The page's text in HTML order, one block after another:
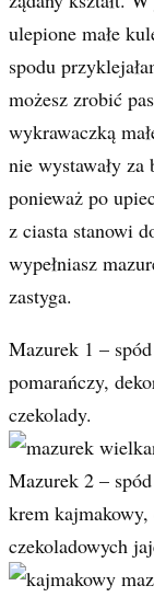
ulepione małe
spodu
możesz zrobić
wykrawaczką
nie wystawały za
ponieważ po
z ciasta stanowi
wypełniasz
zastyga.
Mazurek 1 –
pomarańczy,
czekolady.
Mazurek 2 –
krem kajmakowy,
czekoladowych